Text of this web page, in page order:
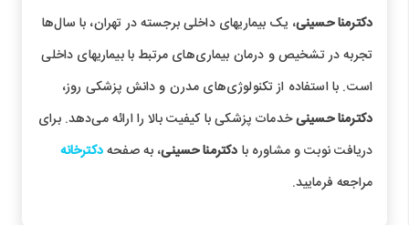
دکترمنا حسینی، یک بیماریهای داخلی برجسته در تهران، با سال‌ها
تجربه در تشخیص و درمان بیماری‌های مرتبط با بیماریهای داخلی
است. با استفاده از تکنولوژی‌های مدرن و دانش پزشکی روز،
دکترمنا حسینیخدمات پزشکی با کیفیت بالا را ارائه می‌دهد. برای
دریافت نوبت و مشاوره با دکترمنا حسینی، به صفحهدکترخانه
مراجعه فرمایید.